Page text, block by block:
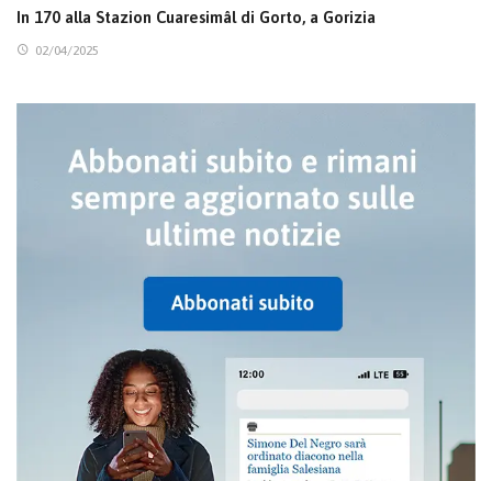
In 170 alla Stazion Cuaresimâl di Gorto, a Gorizia
02/04/2025